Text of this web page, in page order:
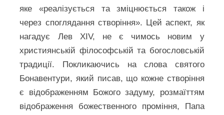
яке «реалізується та зміцнюється також і
через споглядання створіння». Цей аспект, як
нагадує Лев XIV, не є чимось новим у
християнській філософській та богословській
традиції. Покликаючись на слова святого
Бонавентури, який писав, що кожне створіння
є відображенням Божого задуму, розмаїттям
відображення божественного проміння, Папа